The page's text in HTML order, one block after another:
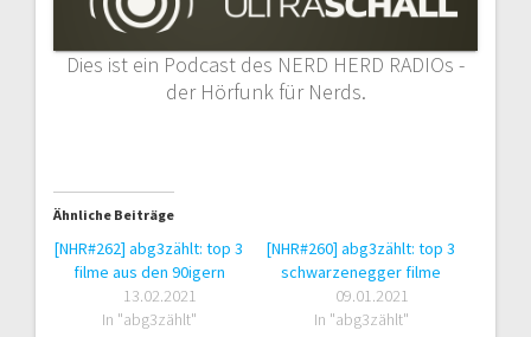
Dies ist ein Podcast des NERD HERD RADIOs -
der Hörfunk für Nerds.
Ähnliche Beiträge
[NHR#262] abg3zählt: top 3
filme aus den 90igern
13.02.2021
In "abg3zählt"
[NHR#260] abg3zählt: top 3
schwarzenegger filme
09.01.2021
In "abg3zählt"